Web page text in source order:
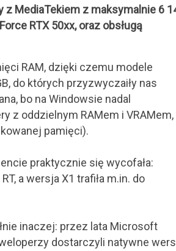
z MediaTekiem z maksymalnie 6
RTX 50xx, oraz obsługą
RAM, dzięki czemu modele
do których przyzwyczaiły nas
bo na Windowsie nadal
z oddzielnym RAMem i VRAMem,
pamięci).
praktycznie się wycofała:
a wersja X1 trafiła m.in. do
inaczej: przez lata Microsoft
dostarczyli natywne